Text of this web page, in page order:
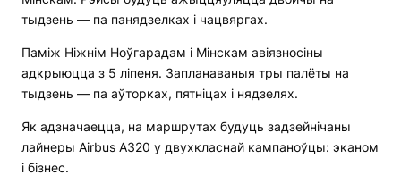
тыдзень — па панядзелках і чацвяргах.
Паміж Ніжнім Ноўгарадам і Мінскам авіязносіны
адкрыюцца з 5 ліпеня. Запланаваныя тры палёты на
тыдзень — па аўторках, пятніцах і нядзелях.
Як адзначаецца, на маршрутах будуць задзейнічаны
лайнеры Airbus A320 у двухкласнай кампаноўцы: эканом
і бізнес.